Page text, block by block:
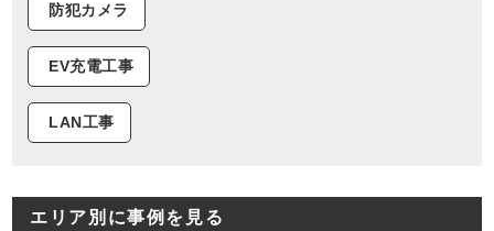
防犯カメラ
EV充電工事
LAN工事
エリア別に事例を見る